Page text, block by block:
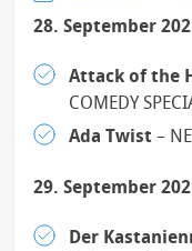
28. September
Attack of the
COMEDY
Ada Twist –
29. September
Der